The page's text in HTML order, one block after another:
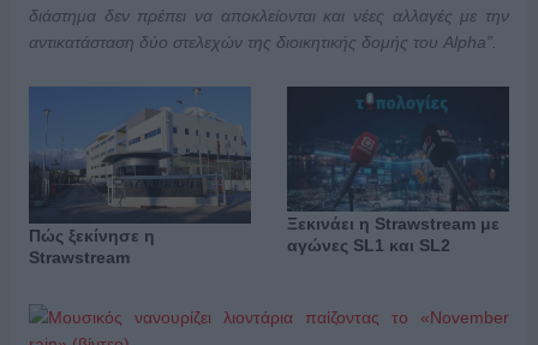
διάστημα δεν πρέπει να αποκλείονται και νέες αλλαγές με την
αντικατάσταση δύο στελεχών της διοικητικής δομής του Alpha”.
Πώς ξεκίνησε η
Strawstream
Ξεκινάει η Strawstream με
αγώνες SL1 και SL2